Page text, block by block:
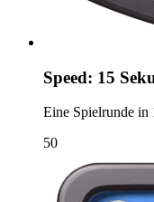
Speed: 15
Eine Spielrunde in
50